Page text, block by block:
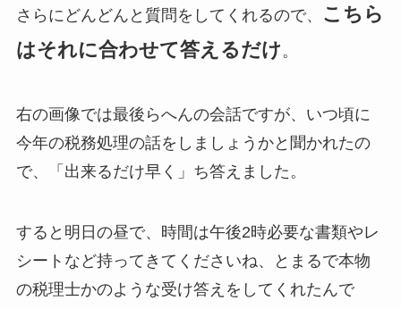
さらにどんどんと質問をしてくれるので、
こちら
はそれに合わせて答えるだけ。
右の画像では最後らへんの会話ですが、いつ頃に
今年の税務処理の話をしましょうかと聞かれたの
で、「出来るだけ早く」ち答えました。
すると明日の昼で、時間は午後2時必要な書類やレ
シートなど持ってきてくださいね、とまるで本物
の税理士かのような受け答えをしてくれたんで